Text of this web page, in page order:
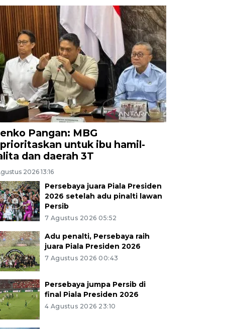
Pangan: MBG
untuk ibu hamil-
dan daerah 3T
2026 13:16
Persebaya juara Piala Presiden
2026 setelah adu pinalti lawan
Persib
7 Agustus 2026 05:52
Adu penalti, Persebaya raih
juara Piala Presiden 2026
7 Agustus 2026 00:43
Persebaya jumpa Persib di
final Piala Presiden 2026
4 Agustus 2026 23:10